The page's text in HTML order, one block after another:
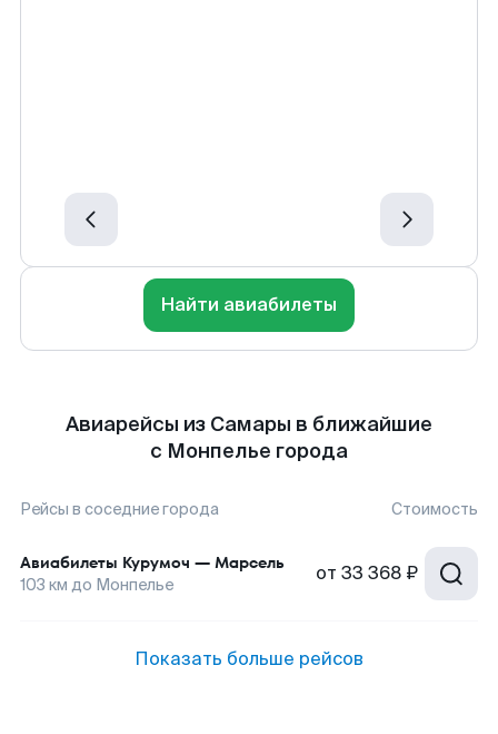
Найти авиабилеты
Авиарейсы из Самары в ближайшие
с Монпелье города
Рейсы в соседние города Стоимость
Авиабилеты Курумоч — Марсель
103 км до Монпелье от 33 368 ₽
Показать больше рейсов